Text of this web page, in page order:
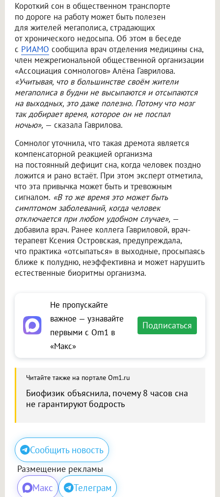
Короткий сон в общественном транспорте
по дороге на работу может быть полезен
для жителей мегаполиса, страдающих
от хронического недосыпа. Об этом в беседе
с РИАМО сообщила врач отделения медицины сна,
член межрегиональной общественной организации
«Ассоциация сомнологов» Алёна Гаврилова.
«Учитывая, что в большинстве своём жители
мегаполиса в будни не высыпаются и отсыпаются
на выходных, это даже полезно. Потому что мозг
так добирает время, которое он не поспал
ночью», — сказала Гаврилова.
Сомнолог уточнила, что такая дремота является
компенсаторной реакцией организма
на постоянный дефицит сна, когда человек поздно
ложится и рано встаёт. При этом эксперт отметила,
что эта привычка может быть и тревожным
сигналом. «В то же время это может быть
симптомом заболеваний, когда человек
отключается при любом удобном случае», —
добавила врач. Ранее коллега Гавриловой, врач-
терапевт Ксения Островская, предупреждала,
что практика «отсыпаться» в выходные, просыпаясь
ближе к полудню, неэффективна и может нарушить
естественные биоритмы организма.
Не пропускайте
важное — узнавайте
первыми с Om1 в
«Макс»
Подписаться
Читайте также на портале Om1.ru
Биофизик объяснила, почему 8 часов сна
не гарантируют бодрость
Сообщить новость
Размещение рекламы
Макс Телеграм